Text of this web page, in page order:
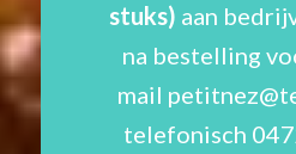
stuks) aan
na bestelling
mail
telefonisch